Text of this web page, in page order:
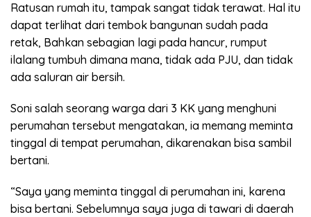
Ratusan rumah itu, tampak sangat tidak terawat. Hal itu
dapat terlihat dari tembok bangunan sudah pada
retak, Bahkan sebagian lagi pada hancur, rumput
ilalang tumbuh dimana mana, tidak ada PJU, dan tidak
ada saluran air bersih.
Soni salah seorang warga dari 3 KK yang menghuni
perumahan tersebut mengatakan, ia memang meminta
tinggal di tempat perumahan, dikarenakan bisa sambil
bertani.
“Saya yang meminta tinggal di perumahan ini, karena
bisa bertani. Sebelumnya saya juga di tawari di daerah